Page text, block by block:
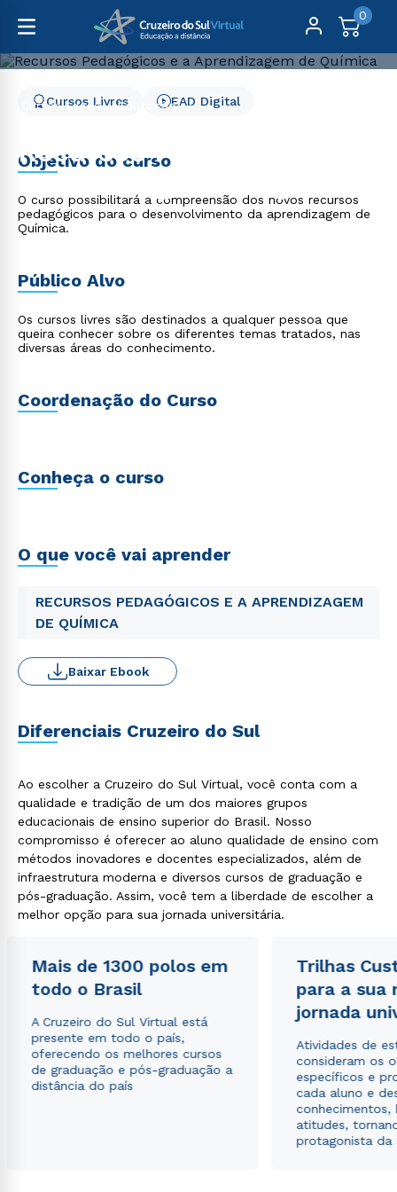
0
Cursos Livres
Educação
Recursos Pedagógicos e a
Aprendizagem de Química
Cursos Livres EAD Digital
Objetivo do curso
O curso possibilitará a compreensão dos novos recursos
pedagógicos para o desenvolvimento da aprendizagem de
Química.
Público Alvo
Os cursos livres são destinados a qualquer pessoa que
queira conhecer sobre os diferentes temas tratados, nas
diversas áreas do conhecimento.
Coordenação do Curso
Conheça o curso
O que você vai aprender
RECURSOS PEDAGÓGICOS E A APRENDIZAGEM
DE QUÍMICA
Baixar Ebook
Diferenciais Cruzeiro do Sul
Ao escolher a Cruzeiro do Sul Virtual, você conta com a
qualidade e tradição de um dos maiores grupos
educacionais de ensino superior do Brasil. Nosso
compromisso é oferecer ao aluno qualidade de ensino com
métodos inovadores e docentes especializados, além de
infraestrutura moderna e diversos cursos de graduação e
pós-graduação. Assim, você tem a liberdade de escolher a
melhor opção para sua jornada universitária.
Mais de 1300 polos em
todo o Brasil
A Cruzeiro do Sul Virtual está
presente em todo o país,
oferecendo os melhores cursos
de graduação e pós-graduação a
distância do país
Trilhas
para a sua
jornada
Atividades de
consideram os
específicos e
cada aluno e
conhecimentos,
atitudes,
protagonista da